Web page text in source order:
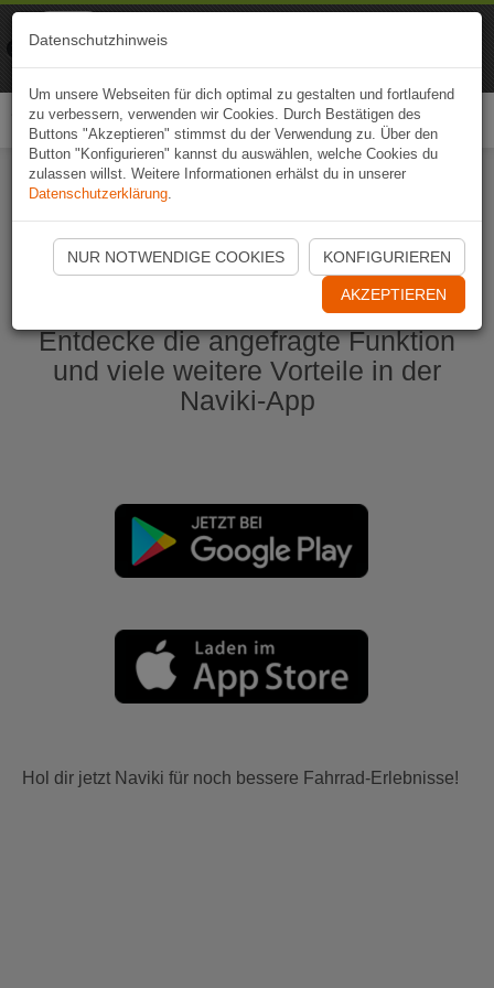
Naviki App jetzt öffnen
Entdecke die angefragte Funktion
und viele weitere Vorteile in der
Naviki-App
Hol dir jetzt Naviki für noch bessere Fahrrad-Erlebnisse!
Datenschutzhinweis
Um unsere Webseiten für dich optimal zu gestalten und fortlaufend
zu verbessern, verwenden wir Cookies. Durch Bestätigen des
Buttons "Akzeptieren" stimmst du der Verwendung zu. Über den
Button "Konfigurieren" kannst du auswählen, welche Cookies du
zulassen willst. Weitere Informationen erhälst du in unserer
Datenschutzerklärung.
NUR NOTWENDIGE COOKIES KONFIGURIEREN
AKZEPTIEREN
Naviki